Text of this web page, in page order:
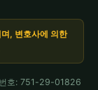
, 변호사에 의한
호: 751-29-01826